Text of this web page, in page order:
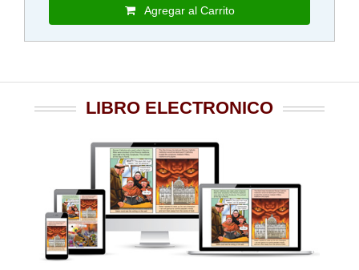
Agregar al Carrito
LIBRO ELECTRONICO